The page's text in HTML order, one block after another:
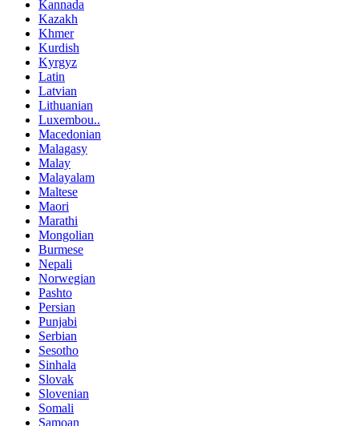
Kannada
Kazakh
Khmer
Kurdish
Kyrgyz
Latin
Latvian
Lithuanian
Luxembou..
Macedonian
Malagasy
Malay
Malayalam
Maltese
Maori
Marathi
Mongolian
Burmese
Nepali
Norwegian
Pashto
Persian
Punjabi
Serbian
Sesotho
Sinhala
Slovak
Slovenian
Somali
Samoan